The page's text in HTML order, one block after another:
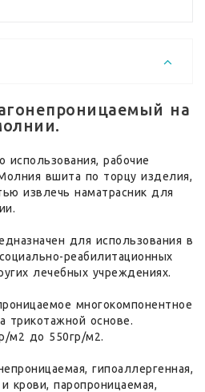
на
использования, рабочие
вшита по торцу изделия,
извлечь наматрасник для
для использования в
реабилитационных
лечебных учреждениях.
многокомпонентное
трикотажной основе.
м2 до 550гр/м2.
гипоаллергенная,
крови, паропроницаемая,